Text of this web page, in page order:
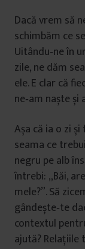
Dacă vrem să
schimbăm ce
Uitându‑ne în
zile, ne dăm
ele. E clar că
ne‑am naște
Așa că ia o zi
seama ce
negru pe alb
întrebi: „Băi,
mele?”. Să
gândește‑te
contextul
ajută? Relațiile